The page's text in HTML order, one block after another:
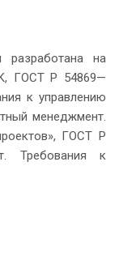
разработана на
ГОСТ Р 54869—
к управлению
менеджмент.
ГОСТ Р
Требования к